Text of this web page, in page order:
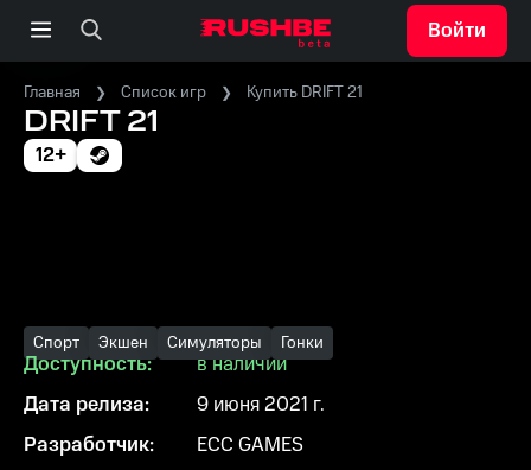
Войти
Главная Список игр Купить DRIFT 21
DRIFT 21
12+
Спорт Экшен Симуляторы Гонки
Доступность:
в наличии
Дата релиза:
9 июня 2021 г.
Разработчик:
ECC GAMES